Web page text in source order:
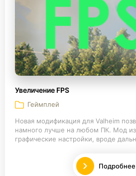
Увеличение FPS
Геймплей
Новая модификация для Valheim
намного лучше на любом ПК. Мод
графические настройки, вроде
Подробнее